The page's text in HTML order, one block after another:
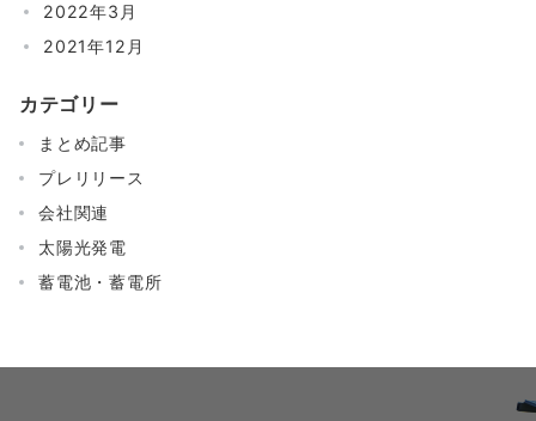
2022年3月
2021年12月
カテゴリー
まとめ記事
プレリリース
会社関連
太陽光発電
蓄電池・蓄電所